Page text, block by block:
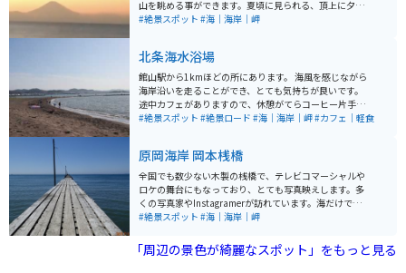
山を眺める事ができます。夏頃に見られる、頂上に夕日
が沈むダイヤモンド富士も神秘的です。隣接している渚
#絶景スポット #海｜海岸｜岬
北条海水浴場
館山駅から1kmほどの所にあります。 海風を感じながら
海岸沿いを走ることができ、とても気持ちが良いです。
途中カフェがありますので、休憩がてらコーヒー片手に
海岸に足を運び、インスタ映えも狙えちゃいます。 人も
安心して車やバイクを停めれます。
#絶景スポット #絶景ロード #海｜海岸｜岬#カフェ｜軽食
原岡海岸 岡本桟橋
全国でも数少ない木製の桟橋で、テレビコマーシャルや
ロケの舞台にもなっており、とても写真映えします。多
くの写真家やInstagramerが訪れています。海だけでな
く、富士山も見えます。美しい夕焼けとシルエットで浮
#絶景スポット #海｜海岸｜岬
「周辺の景色が綺麗なスポット」をもっと見る